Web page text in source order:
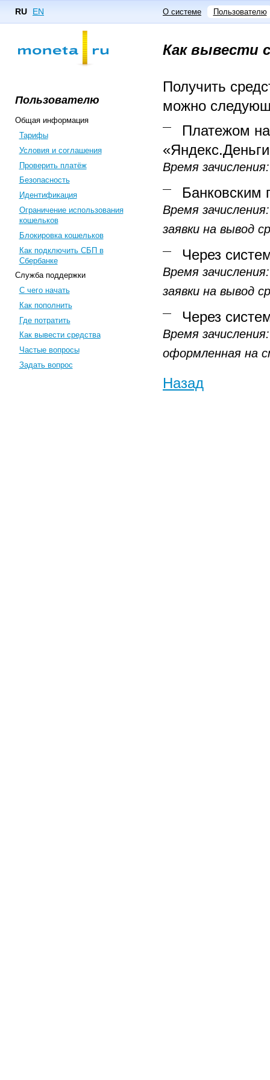
RU EN О системе Пользователю
Как вывести
Пользователю
Общая информация
Тарифы
Условия и соглашения
Проверить платёж
Безопасность
Идентификация
Ограничение использования
кошельков
Блокировка кошельков
Как подключить СБП в
Сбербанке
Служба поддержки
С чего начать
Как пополнить
Где потратить
Как вывести средства
Частые вопросы
Задать вопрос
Получить
можно
Платежом
Время
Банковским
Время
заявки на вывод
Через
Время
заявки на вывод
Через
Время
оформленная на
Назад